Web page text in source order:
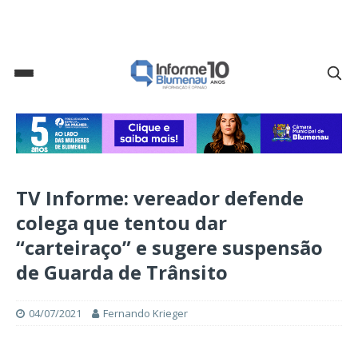
TV Informe: vereador defende
colega que tentou dar
“carteiraço” e sugere suspensão
de Guarda de Trânsito
04/07/2021 Fernando Krieger